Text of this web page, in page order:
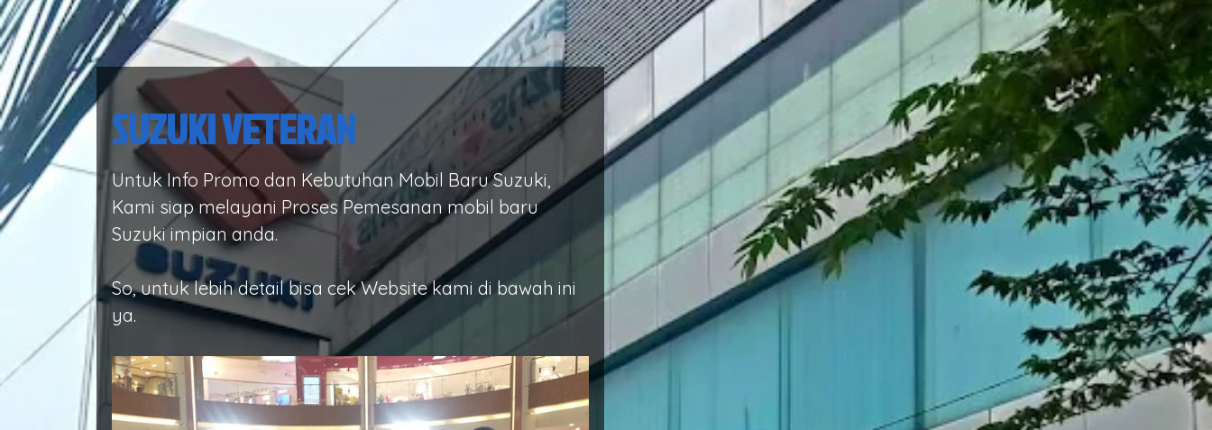
SUZUKI VETERAN
Untuk Info Promo dan Kebutuhan Mobil Baru Suzuki,
Kami siap melayani Proses Pemesanan mobil baru
Suzuki impian anda.
So, untuk lebih detail bisa cek Website kami di bawah ini
ya.